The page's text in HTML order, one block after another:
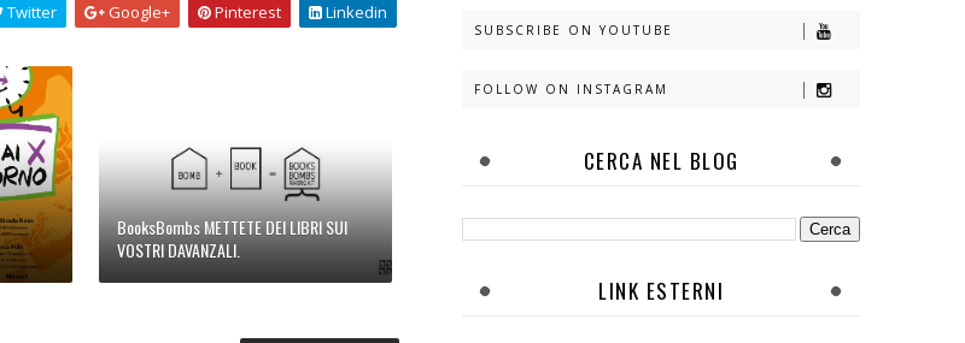
Twitter Google+ Pinterest Linkedin
BooksBombs METTETE DEI LIBRI SUI
VOSTRI DAVANZALI.
SUBSCRIBE ON YOUTUBE
FOLLOW ON INSTAGRAM
CERCA NEL BLOG
LINK ESTERNI